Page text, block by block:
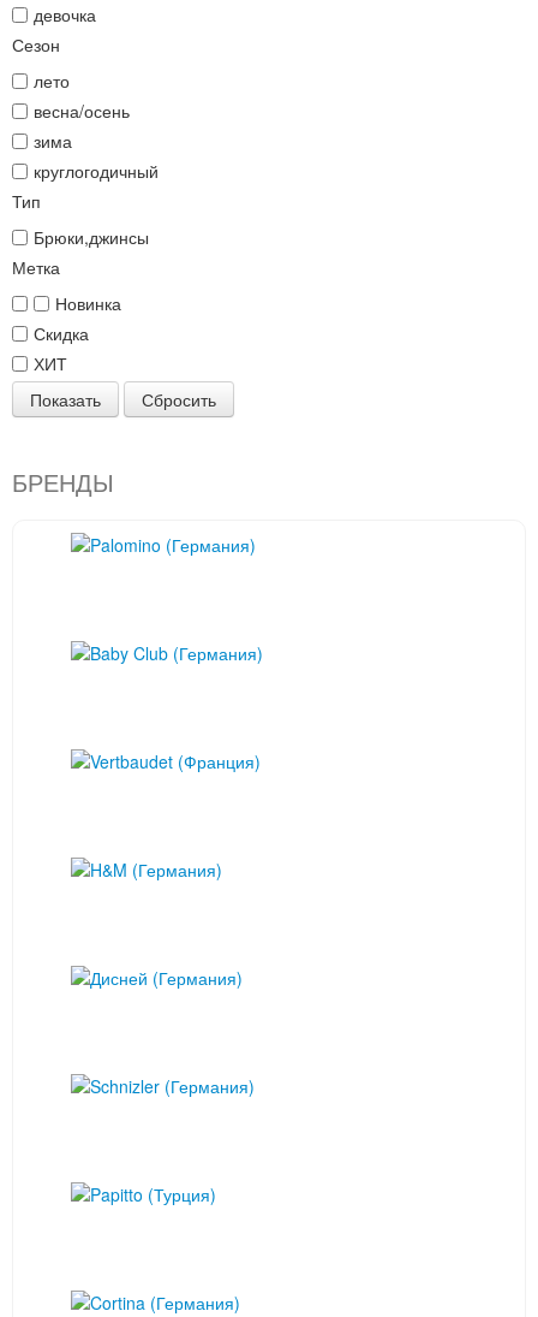
девочка
Сезон
лето
весна/осень
зима
круглогодичный
Тип
Брюки,джинсы
Метка
Новинка
Скидка
ХИТ
Показать
Сбросить
БРЕНДЫ